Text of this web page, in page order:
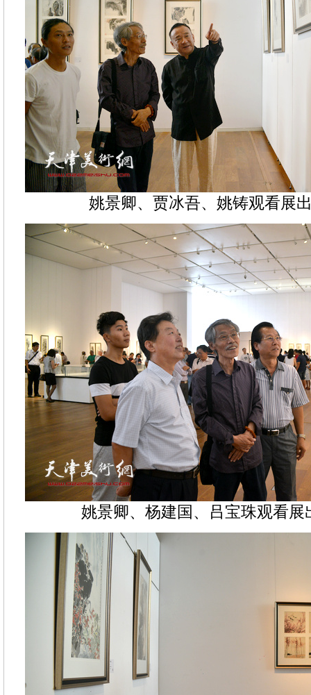
姚景卿、贾冰吾、姚铸观看展
姚景卿、杨建国、吕宝珠观看展